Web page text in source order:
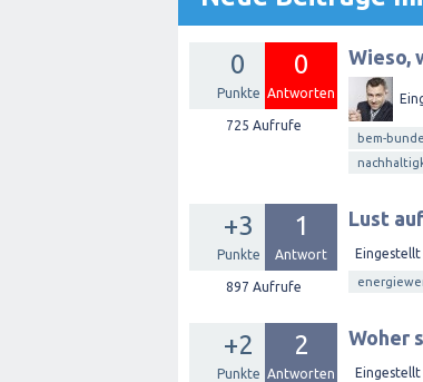
0
Punkte
0
Antworten
725 Aufrufe
Wieso,
bem-
+3
Punkte
1
Antwort
897 Aufrufe
Lust
Eingestellt
+2
Punkte
2
Antworten
Woher
Eingestellt